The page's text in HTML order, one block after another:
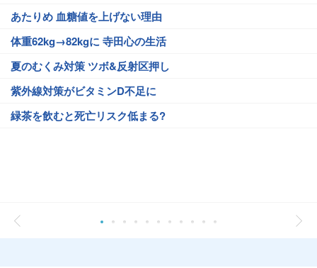
あたりめ 血糖値を上げない理由
体重62kg→82kgに 寺田心の生活
夏のむくみ対策 ツボ&反射区押し
紫外線対策がビタミンD不足に
緑茶を飲むと死亡リスク低まる?